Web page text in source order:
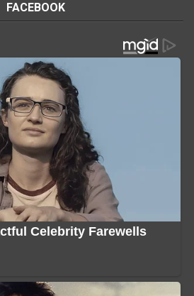
FACEBOOK